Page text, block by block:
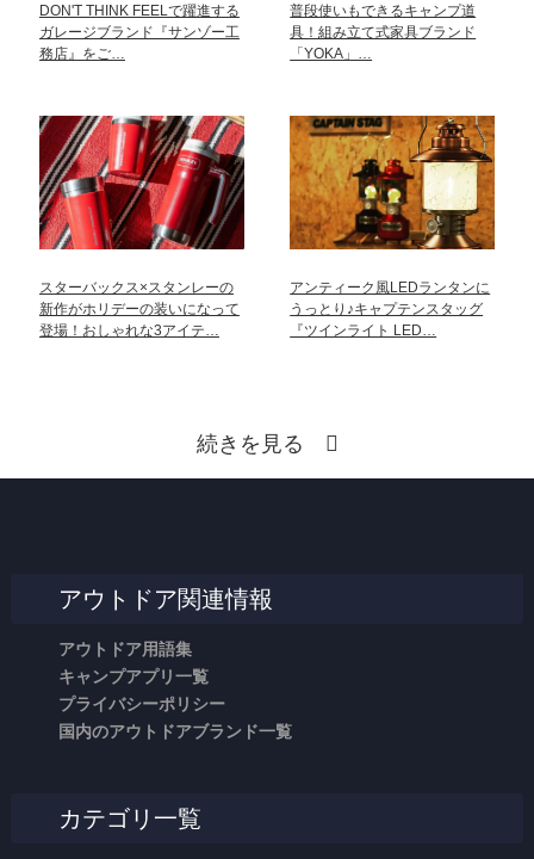
DON'T THINK FEELで躍進する
ガレージブランド『サンゾー工
務店』をご…
普段使いもできるキャンプ道
具！組み立て式家具ブランド
「YOKA」…
スターバックス×スタンレーの
新作がホリデーの装いになって
登場！おしゃれな3アイテ…
アンティーク風LEDランタンに
うっとり♪キャプテンスタッグ
『ツインライト LED…
続きを見る
アウトドア関連情報
アウトドア用語集
キャンプアプリ一覧
プライバシーポリシー
国内のアウトドアブランド一覧
カテゴリ一覧